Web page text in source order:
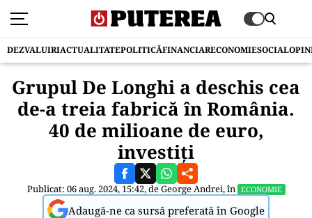
DEZVALUIRIACTUALITATEPOLITICĂFINANCIARECONOMIESOCIAL
Grupul De Longhi a deschis cea
de-a treia fabrică în România.
40 de milioane de euro,
investiți
Publicat: 06 aug. 2024, 15:42, deGeorge Andrei, în ECONOMIE
Adaugă-ne ca sursă preferată în Google